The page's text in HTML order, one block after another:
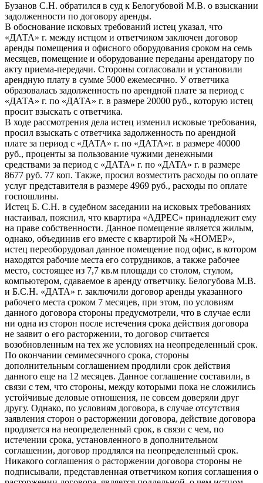
Бузанов С.Н. обратился в суд к Белогубовой М.В. о взыскании
задолженности по договору аренды.
В обоснование исковых требований истец указал, что
«ДАТА» г. между истцом и ответчиком заключен договор
аренды помещения и офисного оборудования сроком на семь
месяцев, помещение и оборудование переданы арендатору по
акту приема-передачи. Стороны согласовали и установили
арендную плату в сумме 5000 ежемесячно. У ответчика
образовалась задолженность по арендной плате за период с
«ДАТА» г. по «ДАТА» г. в размере 20000 руб., которую истец
просит взыскать с ответчика.
В ходе рассмотрения дела истец изменил исковые требования,
просил взыскать с ответчика задолженность по арендной
плате за период с «ДАТА» г. по «ДАТА»г. в размере 40000
руб., проценты за пользование чужими денежными
средствами за период с «ДАТА» г. по «ДАТА» г. в размере
8677 руб. 77 коп. Также, просил возместить расходы по оплате
услуг представителя в размере 4969 руб., расходы по оплате
госпошлины.
Истец Б. С.Н. в судебном заседании на исковых требованиях
настаивал, пояснил, что квартира «АДРЕС» принадлежит ему
на праве собственности. Данное помещение является жилым,
однако, объединив его вместе с квартирой № «НОМЕР»,
истец переоборудовал данное помещение под офис, в котором
находятся рабочие места его сотрудников, а также рабочее
место, состоящее из 7,7 кв.м площади со столом, стулом,
компьютером, сдаваемое в аренду ответчику. Белогубова М.В.
и Б.С.Н. «ДАТА» г. заключили договор аренды указанного
рабочего места сроком 7 месяцев, при этом, по условиям
данного договора стороны предусмотрели, что в случае если
ни одна из сторон после истечения срока действия договора
не заявит о его расторжении, то договор считается
возобновленным на тех же условиях на неопределенный срок.
По окончании семимесячного срока, стороны
дополнительным соглашением продлили срок действия
данного еще на 12 месяцев. Данное соглашение составили, в
связи с тем, что стороны, между которыми пока не сложились
устойчивые деловые отношения, не совсем доверяли друг
другу. Однако, по условиям договора, в случае отсутствия
заявления сторон о расторжении договора, действие договора
продляется на неопределенный срок, в связи с чем, по
истечении срока, установленного в дополнительном
соглашении, договор продлялся на неопределенный срок.
Никакого соглашения о расторжении договора стороны не
подписывали, представленная ответчиком копия соглашения о